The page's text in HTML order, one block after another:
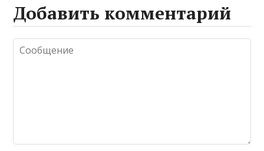
Добавить комментарий